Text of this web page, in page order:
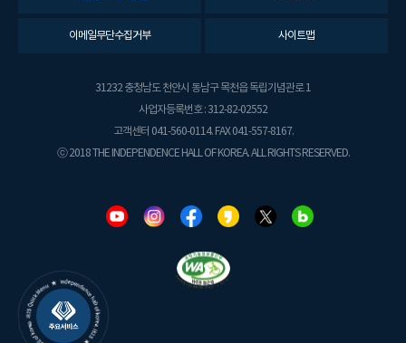
이메일무단수집거부 사이트맵
31232 충청남도 천안시 동남구 목천읍 독립기념관로 1
사업자등록번호 : 312-82-02552
고객센터 041-560-0114. FAX 041-557-8167.
ⓒ 2018 THE INDEPENDENCE HALL OF KOREA. ALL RIGHTS RESERVED.